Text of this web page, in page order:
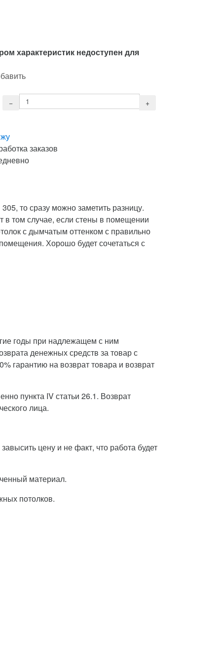
характеристик недоступен для
заказов
то сразу можно заметить разницу.
в том случае, если стены в помещении
с дымчатым оттенком с правильно
Хорошо будет сочетаться с
годы при надлежащем с ним
денежных средств за товар с
гарантию на возврат товара и возврат
пункта IV статьи 26.1. Возврат
лица.
цену и не факт, что работа будет
материал.
потолков.